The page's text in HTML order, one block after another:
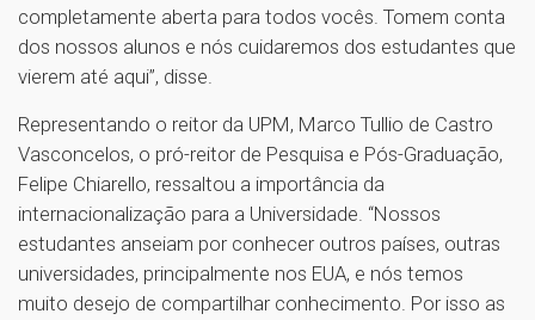
completamente aberta para todos vocês. Tomem conta
dos nossos alunos e nós cuidaremos dos estudantes que
vierem até aqui”, disse.
Representando o reitor da UPM, Marco Tullio de Castro
Vasconcelos, o pró-reitor de Pesquisa e Pós-Graduação,
Felipe Chiarello, ressaltou a importância da
internacionalização para a Universidade. “Nossos
estudantes anseiam por conhecer outros países, outras
universidades, principalmente nos EUA, e nós temos
muito desejo de compartilhar conhecimento. Por isso as